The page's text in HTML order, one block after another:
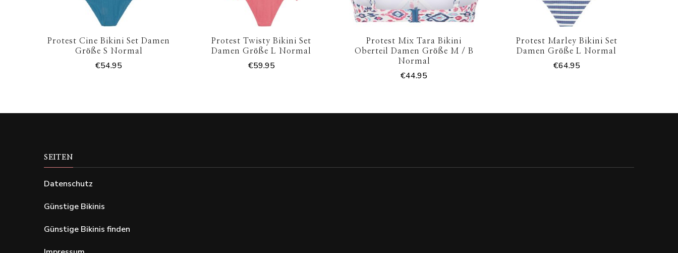
Protest Cine Bikini Set Damen
Größe S Normal
€54.95
Protest Twisty Bikini Set
Damen Größe L Normal
€59.95
Protest Mix Tara Bikini
Oberteil Damen Größe M / B
Normal
€44.95
Protest Marley Bikini Set
Damen Größe L Normal
€64.95
SEITEN
Datenschutz
Günstige Bikinis
Günstige Bikinis finden